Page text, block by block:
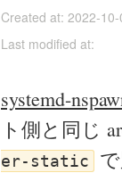
Created at: 2022-
Last modified at:
systemd-
ト側と同じ
er-static で